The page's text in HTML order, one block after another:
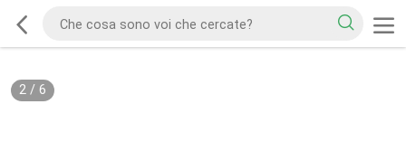
2/ 6